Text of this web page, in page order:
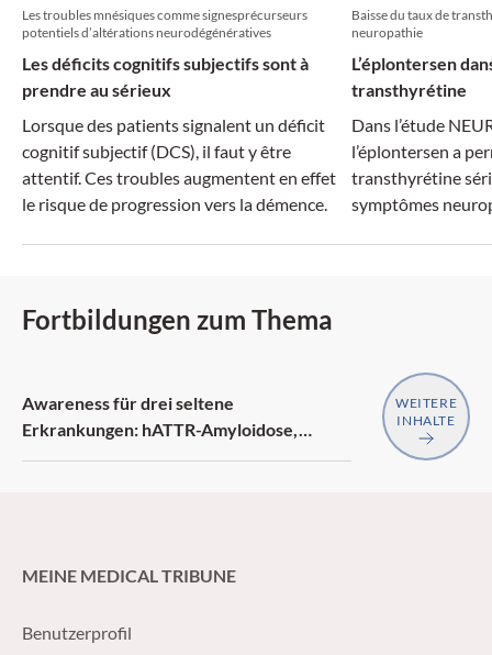
Les troubles mnésiques comme signesprécurseurs
potentiels d’altérations neurodégénératives
Les déficits cognitifs subjectifs sont à
prendre au sérieux
Lorsque des patients signalent un déficit
cognitif subjectif (DCS), il faut y être
attentif. Ces troubles augmentent en effet
le risque de progression vers la démence.
Baisse du taux de
neuropathie
L’éplontersen
transthyrétine
Dans l’étude
l’éplontersen a
transthyrétine
symptômes
Fortbildungen zum Thema
Awareness für drei seltene
Erkrankungen: hATTR-Amyloidose,
WEITERE
INHALTE
MEINE MEDICAL TRIBUNE
Benutzerprofil